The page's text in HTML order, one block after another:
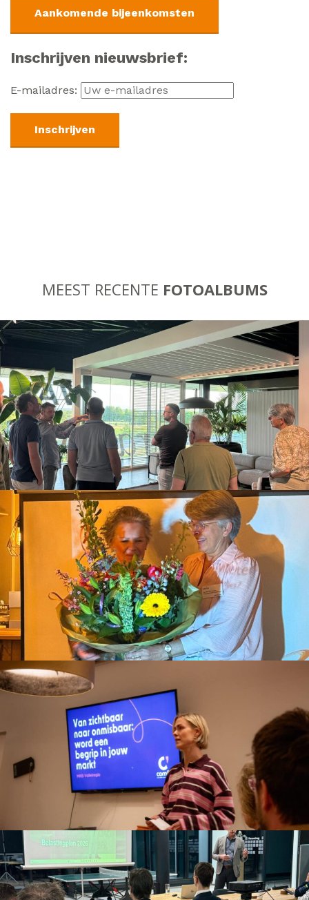
Aankomende bijeenkomsten
Inschrijven nieuwsbrief:
E-mailadres:
MEEST RECENTE FOTOALBUMS